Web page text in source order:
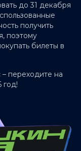
до 31 декабря
получить
поэтому
билеты в
переходите на
год!